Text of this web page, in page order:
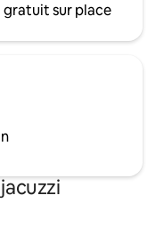
gratuit sur place